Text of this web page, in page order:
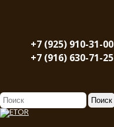
+7 (925) 910-31-00
+7 (916) 630-71-25